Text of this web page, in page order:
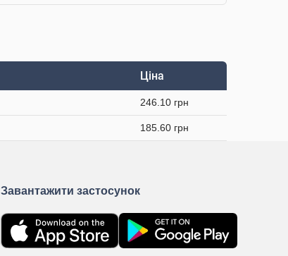
Ціна
246.10 грн
185.60 грн
Завантажити застосунок